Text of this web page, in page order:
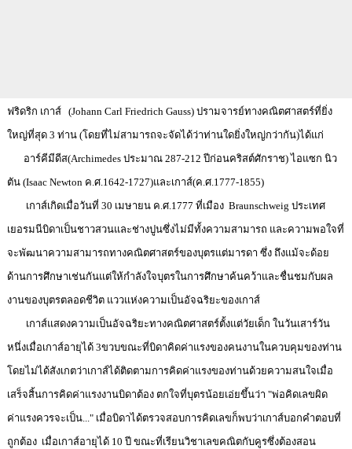
ฟริดริก เกาส์ (Johann Carl Friedrich Gauss) ปรามจารย์ทางคณิตศาสตร์ที่ยิ่ง
ใหญ่ที่สุด 3 ท่าน (โดยที่ไม่สามารถจะจัดได้ว่าท่านใดยิ่งใหญ่กว่ากัน)ได้แก่
อาร์คีมีดีส(Archimedes ประมาณ 287-212 ปีก่อนคริสต์ศักราช) ไอแซก นิว
ตัน (Isaac Newton ค.ศ.1642-1727)และเกาส์(ค.ศ.1777-1855)
เกาส์เกิดเมื่อวันที่ 30 เมษายน ค.ศ.1777 ที่เมือง Braunschweig ประเทศ
เยอรมนีบิดาเป็นชาวสวนและช่างปูนซึ่งไม่มีทั้งความสามารถ และความพอใจที่
จะพัฒนาความสามารถทางคณิตศาสตร์ของบุตรแต่มารดา ซึ่ง ถึงแม้จะด้อย
ด้านการศึกษาเช่นกันแต่ให้กำลังใจบุตรในการศึกษาค้นคว้าและชื่นชมกับผล
งานของบุตรตลอดชีวิต แววแห่งความเป็นอัจฉริยะของเกาส์
เกาส์แสดงความเป็นอัจฉริยะทางคณิตศาสตร์ตั้งแต่วัยเด็ก ในวันเสาร์วัน
หนึ่งเมื่อเกาส์อายุได้ 3ขวบขณะที่บิดาคิดค่าแรงของคนงานในควบคุมของท่าน
โดยไม่ได้สังเกตว่าเกาส์ได้ติดตามการคิดค่าแรงของท่านด้วยความสนใจเมื่อ
เสร็จสิ้นการคิดค่าแรงงานบิดาต้อง ตกใจที่บุตรน้อยเอ่ยขึ้นว่า "พ่อคิดเลขผิด
ค่าแรงควรจะเป็น..." เมื่อบิดาได้ตรวจสอบการคิดเลขก็พบว่าเกาส์บอกคำตอบที่
ถูกต้อง เมื่อเกาส์อายุได้ 10 ปี ขณะที่เรียนวิชาเลขคณิตกับคูรซึ่งต้องสอน